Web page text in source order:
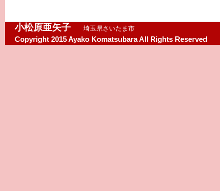
小松原亜矢子 埼玉県さいたま市
Copyright 2015 Ayako Komatsubara All Rights Reserved